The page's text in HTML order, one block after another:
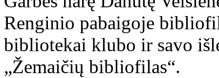
Renginio pabaigoje
bibliotekai klubo ir savo
„Žemaičių bibliofilas“.